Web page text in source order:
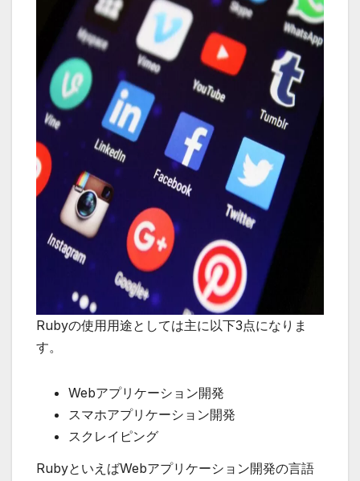
Rubyの使用用途としては主に以下3点になりま
す。
Webアプリケーション開発
スマホアプリケーション開発
スクレイピング
RubyといえばWebアプリケーション開発の言語